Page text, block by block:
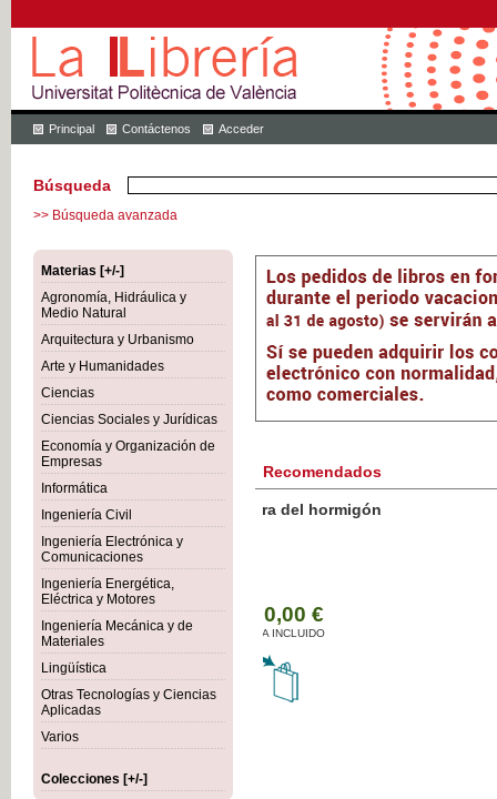
Principal Contáctenos Acceder
Búsqueda
>> Búsqueda avanzada
Materias [+/-]
Agronomía, Hidráulica y
Medio Natural
Arquitectura y Urbanismo
Arte y Humanidades
Ciencias
Ciencias Sociales y Jurídicas
Economía y Organización de
Empresas
Informática
Ingeniería Civil
Ingeniería Electrónica y
Comunicaciones
Ingeniería Energética,
Eléctrica y Motores
Ingeniería Mecánica y de
Materiales
Lingüística
Otras Tecnologías y Ciencias
Aplicadas
Varios
Colecciones [+/-]
Recomendados
Botánica Agroalimentaria